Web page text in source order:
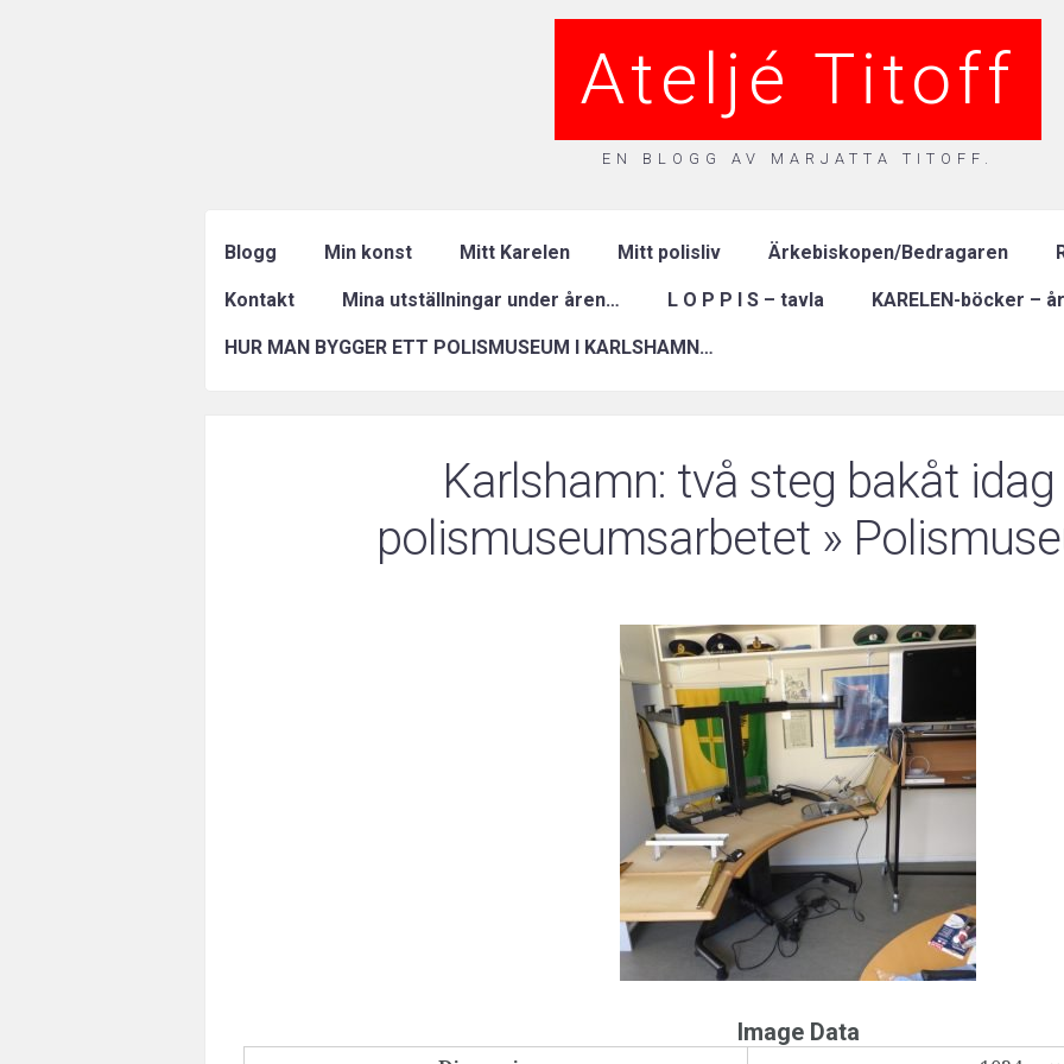
Ateljé Titoff
EN BLOGG AV MARJATTA TITOFF.
Blogg Min konst Mitt Karelen Mitt polisliv Ärkebiskopen/Bedragaren
Kontakt Mina utställningar under åren… L O P P I S – tavla KARELEN-böcker –
HUR MAN BYGGER ETT POLISMUSEUM I KARLSHAMN…
Karlshamn: två steg bakåt idag
polismuseumsarbetet »
Image Data